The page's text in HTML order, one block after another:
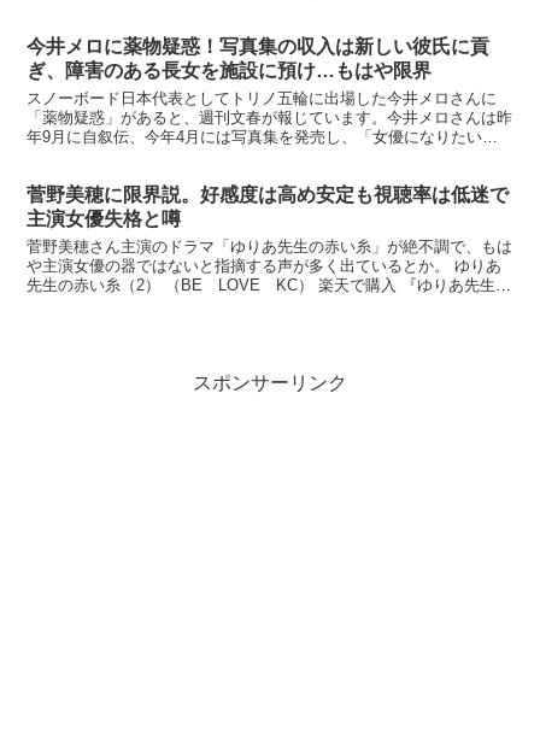
今井メロに薬物疑惑！写真集の収入は新しい彼氏に貢
ぎ、障害のある長女を施設に預け…もはや限界
スノーボード日本代表としてトリノ五輪に出場した今井メロさんに
「薬物疑惑」があると、週刊文春が報じています。今井メロさんは昨
年9月に自叙伝、今年4月には写真集を発売し、「女優になりたい」
菅野美穂に限界説。好感度は高め安定も視聴率は低迷で
主演女優失格と噂
菅野美穂さん主演のドラマ「ゆりあ先生の赤い糸」が絶不調で、もは
や主演女優の器ではないと指摘する声が多く出ているとか。 ゆりあ
先生の赤い糸（2） （BE LOVE KC） 楽天で購入 『ゆりあ先生の
スポンサーリンク